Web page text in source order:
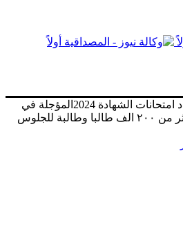
اكتمال كافة الترتيبات لانعقاد امتحانات الشهادة 2024المؤجلة في
موعدها المحدد و تسجيل اكثر من ٢٠٠ الف طالبا وطالبة للجلوس